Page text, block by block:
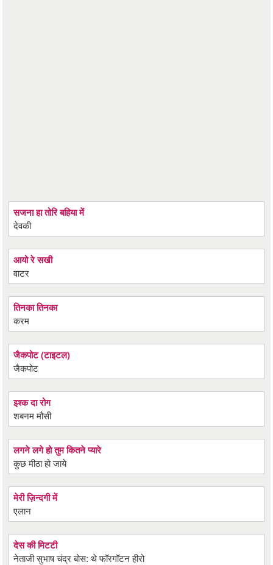
सजना हा तोरि बहिया में
देवकी
आयो रे सखी
वाटर
तिनका तिनका
करम
जैकपोट (टाइटल)
जैकपोट
इश्क दा रोग
शबनम मौसी
लगने लगे हो तुम कितने प्यारे
कुछ मीठा हो जाये
मेरी ज़िन्दगी में
एलान
देस की मिटटी
नेताजी सुभाष चंद्र बोस: थे फॉरगॉटन हीरो